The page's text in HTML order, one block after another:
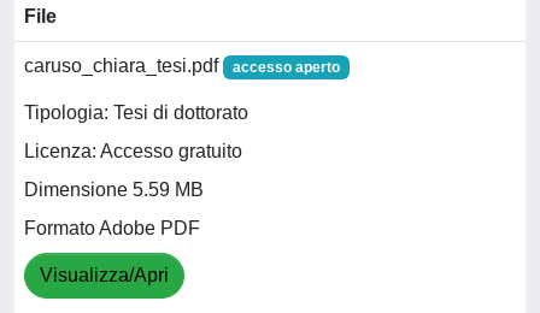
File
caruso_chiara_tesi.pdf accesso aperto
Tipologia: Tesi di dottorato
Licenza: Accesso gratuito
Dimensione 5.59 MB
Formato Adobe PDF
Visualizza/Apri